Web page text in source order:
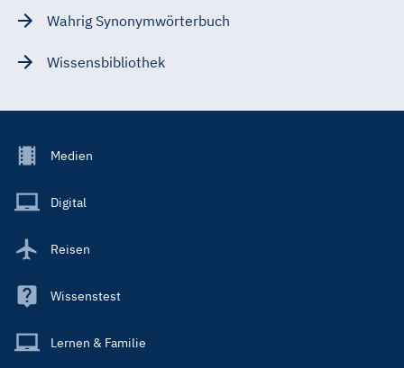
Wahrig Synonymwörterbuch
Wissensbibliothek
Footer
Main
Medien
Digital
Reisen
Wissenstest
Lernen & Familie